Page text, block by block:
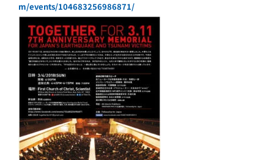
m/events/104683256986871/